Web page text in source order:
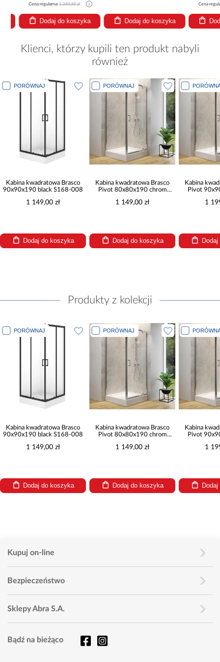
Cena regularna:1 349,99 zł
Dodaj do koszyka Dodaj do koszyka
Cena
Klienci, którzy kupili ten produkt nabyli
również
PORÓWNAJ
Kabina kwadratowa Brasco
90x90x190 black S168-008
1 149,00 zł
Dodaj do koszyka
PORÓWNAJ
Kabina kwadratowa Brasco
Pivot 80x80x190 chrom
1 149,00 zł
Dodaj do koszyka
Kabina
Pivot
1
Produkty z kolekcji
PORÓWNAJ
Kabina kwadratowa Brasco
90x90x190 black S168-008
1 149,00 zł
Dodaj do koszyka
PORÓWNAJ
Kabina kwadratowa Brasco
Pivot 80x80x190 chrom
1 149,00 zł
Dodaj do koszyka
Kabina
Pivot
1
Kupuj on-line
Bezpieczeństwo
Sklepy Abra S.A.
Bądź na bieżąco